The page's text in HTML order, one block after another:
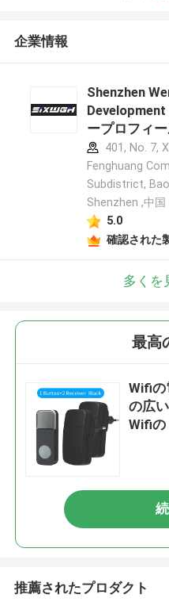
企業情報
Shenzhen
ープロフィ
401, No. 7,
Fenghuang
Subdistrict,
Shenzhen ,中国
5.0
確認された
多くを
最高
Wifiの
の広
Wifiの
推薦されたプロダクト